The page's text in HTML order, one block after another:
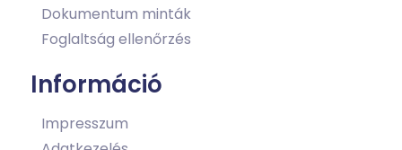
Dokumentum minták
Foglaltság ellenőrzés
Információ
Impresszum